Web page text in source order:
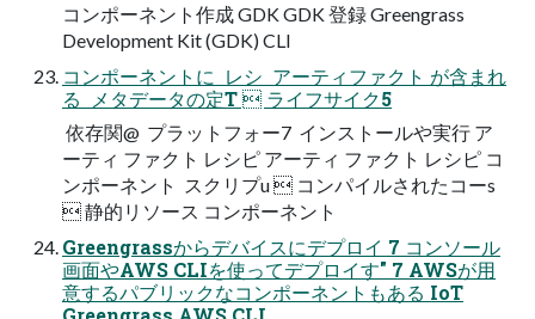
コンポーネント作成 GDK GDK 登録 Greengrass
Development Kit (GDK) CLI
コンポーネントに  レシ  アーティファクト が含まれ
る  メタデータの定T  ライフサイク5
 依存関@  プラットフォー7  インストールや実行 ア
ーティ ファクト レシピ アーティ ファクト レシピ コ
ンポーネント  スクリプu  コンパイルされたコーs
 静的リソース コンポーネント
Greengrassからデバイスにデプロイ 7 コンソール
画面やAWS CLIを使ってデプロイす" 7 AWSが用
意するパブリックなコンポーネントもある IoT